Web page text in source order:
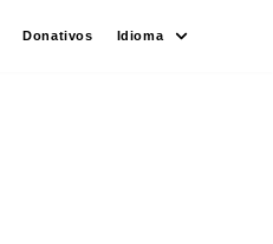
Donativos Idioma